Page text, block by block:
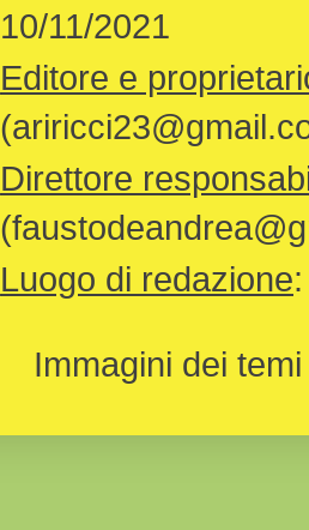
10/11/2021
Editore e
Direttore
Luogo di redazione
Immagini dei